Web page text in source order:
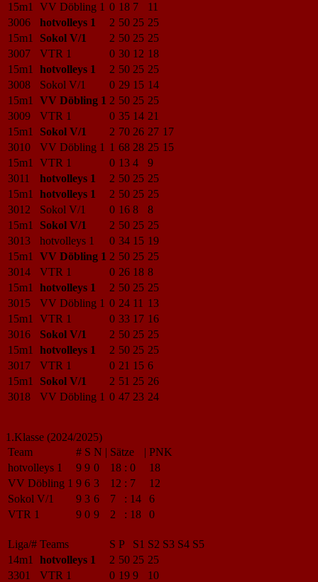
15m1
VV Döbling 1 0 18 7
11
3006
hotvolleys 1 2 50 25 25
15m1
Sokol V/1 2 50 25 25
3007
VTR 1 0 30 12 18
15m1
hotvolleys 1 2 50 25 25
3008
Sokol V/1 0 29 15 14
15m1
VV Döbling 1 2 50 25 25
3009
VTR 1 0 35 14 21
15m1
Sokol V/1 2 70 26 27 17
3010
VV Döbling 1 1 68 28 25 15
15m1
VTR 1 0 13 4
9
3011
hotvolleys 1 2 50 25 25
15m1
hotvolleys 1 2 50 25 25
3012
Sokol V/1 0 16 8
8
15m1
Sokol V/1 2 50 25 25
3013
hotvolleys 1 0 34 15 19
15m1
VV Döbling 1 2 50 25 25
3014
VTR 1 0 26 18 8
15m1
hotvolleys 1 2 50 25 25
3015
VV Döbling 1 0 24 11 13
15m1
VTR 1 0 33 17 16
3016
Sokol V/1 2 50 25 25
15m1
hotvolleys 1 2 50 25 25
3017
VTR 1 0 21 15 6
15m1
Sokol V/1 2 51 25 26
3018
VV Döbling 1 0 47 23 24
1.Klasse (2024/2025)
Team
# S N | Sätze | PNK
hotvolleys 1
9 9 0 18 : 0
18
VV Döbling 1 9 6 3 12 : 7
12
Sokol V/1
9 3 6 7 : 14
6
VTR 1
9 0 9 2 : 18 0
Liga/# Teams S P S1 S2 S3 S4 S5
14m1
hotvolleys 1 2 50 25 25
3301
VTR 1 0 19 9
10